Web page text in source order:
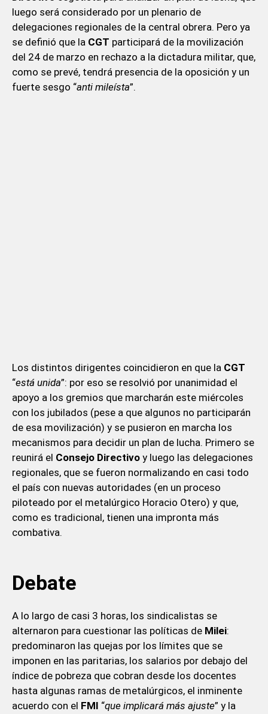
luego será considerado por un plenario de
delegaciones regionales de la central obrera. Pero ya
se definió que la CGT participará de la movilización
del 24 de marzo en rechazo a la dictadura militar, que,
como se prevé, tendrá presencia de la oposición y un
fuerte sesgo “anti mileísta”.
Los distintos dirigentes coincidieron en que la CGT
“está unida”: por eso se resolvió por unanimidad el
apoyo a los gremios que marcharán este miércoles
con los jubilados (pese a que algunos no participarán
de esa movilización) y se pusieron en marcha los
mecanismos para decidir un plan de lucha. Primero se
reunirá el Consejo Directivoy luego las delegaciones
regionales, que se fueron normalizando en casi todo
el país con nuevas autoridades (en un proceso
piloteado por el metalúrgico Horacio Otero) y que,
como es tradicional, tienen una impronta más
combativa.
Debate
A lo largo de casi 3 horas, los sindicalistas se
alternaron para cuestionar las políticas de Milei:
predominaron las quejas por los límites que se
imponen en las paritarias, los salarios por debajo del
índice de pobreza que cobran desde los docentes
hasta algunas ramas de metalúrgicos, el inminente
acuerdo con el FMI “que implicará más ajuste” y la